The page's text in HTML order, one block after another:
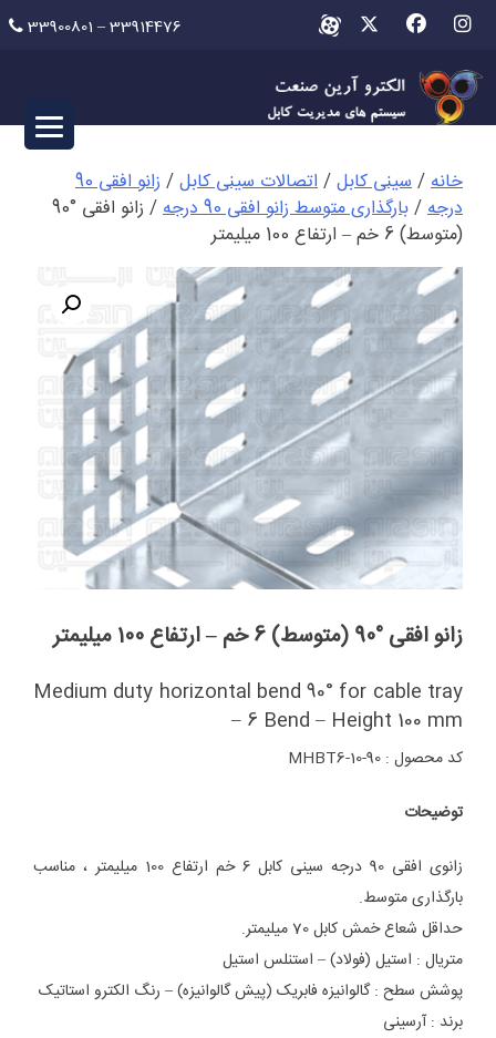
Skip
content
33900801 – 33914476
خانه/سینی کابل/اتصالات سینی کابل/
زانو افقی 90
درجه/بارگذاری متوسط زانو افقی 90 درجه
/ زانو افقی °90
(متوسط) 6 خم – ارتفاع 100 میلیمتر
زانو افقی °90 (متوسط) 6 خم – ارتفاع 100 میلیمتر
Medium duty horizontal bend 90° for cable tray
– 6 Bend – Height 100 mm
کد محصول : MHBT6-10-90
توضیحات
زانوی افقی 90 درجه سینی کابل 6 خم ارتفاع 100 میلیمتر ، مناسب
بارگذاری متوسط.
حداقل شعاع خمش کابل 70 میلیمتر.
متریال : استیل (فولاد) – استنلس استیل
پوشش سطح : گالوانیزه فابریک (پیش گالوانیزه) – رنگ الکترو استاتیک
برند : آرسینی